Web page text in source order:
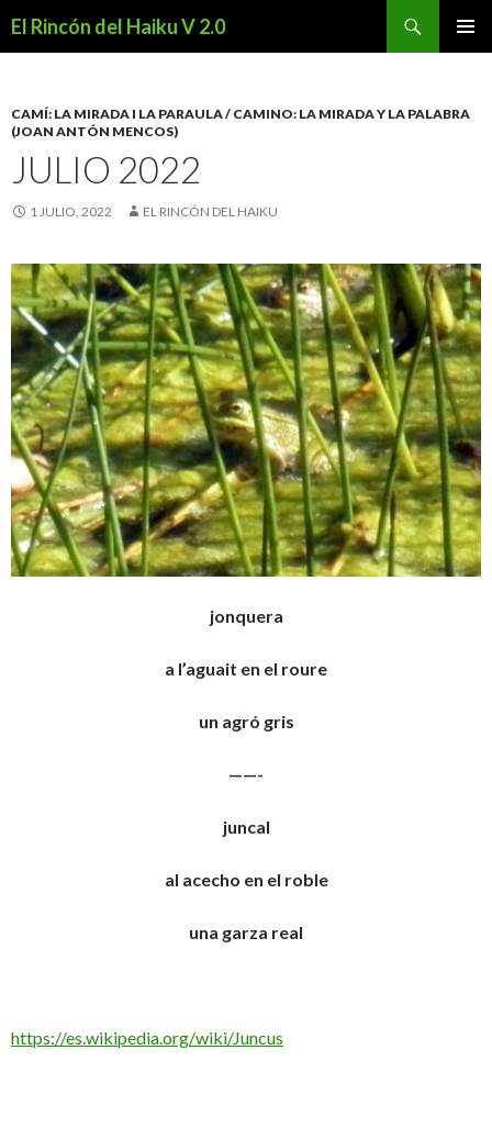
El Rincón del Haiku V 2.0
CAMÍ: LA MIRADA I LA PARAULA / CAMINO: LA MIRADA Y LA PALABRA
(JOAN ANTÓN MENCOS)
JULIO 2022
1 JULIO, 2022 EL RINCÓN DEL HAIKU
jonquera
a l’aguait en el roure
un agró gris
——-
juncal
al acecho en el roble
una garza real
https://es.wikipedia.org/wiki/Juncus